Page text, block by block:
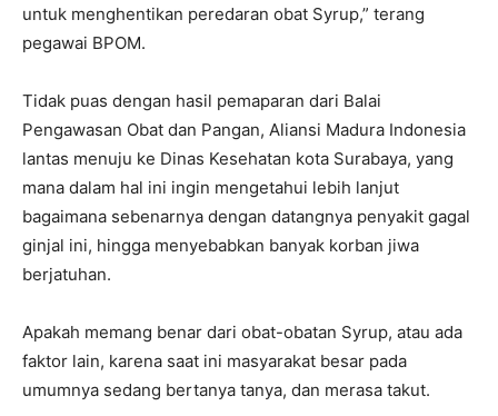
untuk menghentikan peredaran obat Syrup,” terang
pegawai BPOM.
Tidak puas dengan hasil pemaparan dari Balai
Pengawasan Obat dan Pangan, Aliansi Madura Indonesia
lantas menuju ke Dinas Kesehatan kota Surabaya, yang
mana dalam hal ini ingin mengetahui lebih lanjut
bagaimana sebenarnya dengan datangnya penyakit gagal
ginjal ini, hingga menyebabkan banyak korban jiwa
berjatuhan.
Apakah memang benar dari obat-obatan Syrup, atau ada
faktor lain, karena saat ini masyarakat besar pada
umumnya sedang bertanya tanya, dan merasa takut.